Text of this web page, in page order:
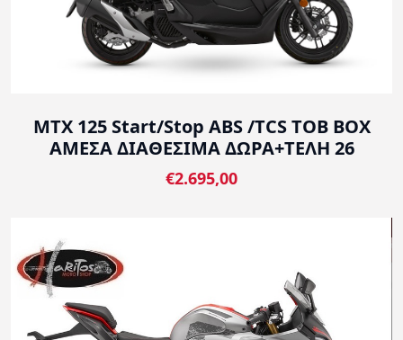
MTX 125 Start/Stop ABS /TCS TOB BOX
ΑΜΕΣΑ ΔΙΑΘΕΣΙΜΑ ΔΩΡΑ+ΤΕΛΗ 26
€2.695,00